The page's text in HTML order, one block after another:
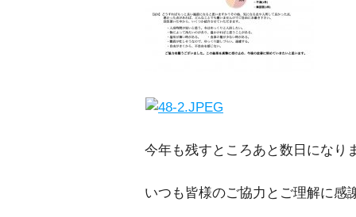
今年も残すところあと数日になり
いつも皆様のご協力とご理解に感